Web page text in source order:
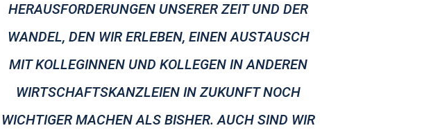
HERAUSFORDERUNGEN UNSERER ZEIT UND DER
WANDEL, DEN WIR ERLEBEN, EINEN AUSTAUSCH
MIT KOLLEGINNEN UND KOLLEGEN IN ANDEREN
WIRTSCHAFTSKANZLEIEN IN ZUKUNFT NOCH
WICHTIGER MACHEN ALS BISHER. AUCH SIND WIR